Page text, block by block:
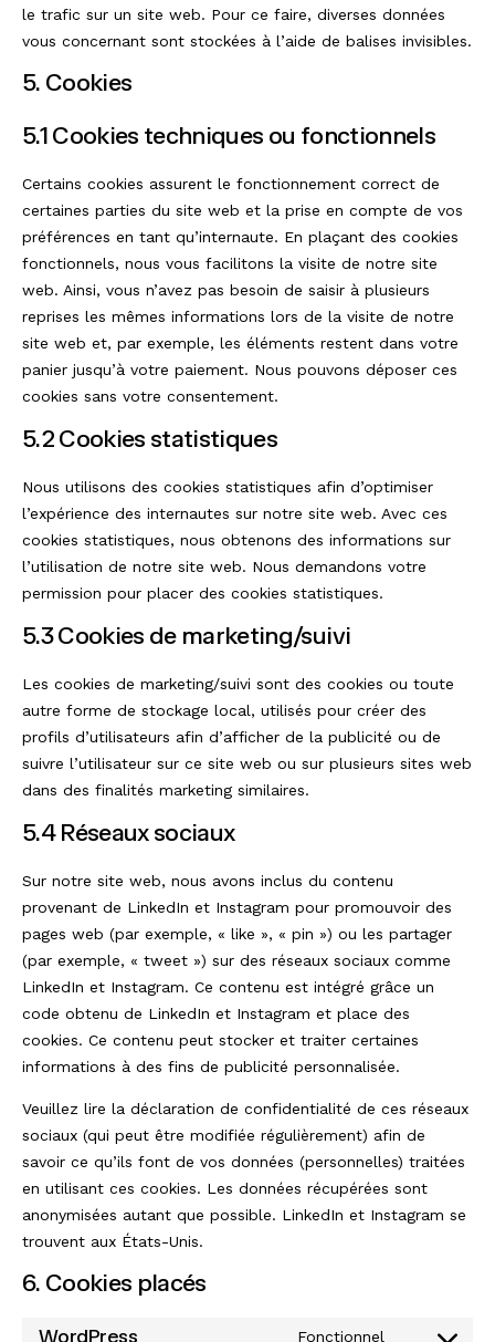
le trafic sur un site web. Pour ce faire, diverses données
vous concernant sont stockées à l’aide de balises invisibles.
5. Cookies
5.1 Cookies techniques ou fonctionnels
Certains cookies assurent le fonctionnement correct de
certaines parties du site web et la prise en compte de vos
préférences en tant qu’internaute. En plaçant des cookies
fonctionnels, nous vous facilitons la visite de notre site
web. Ainsi, vous n’avez pas besoin de saisir à plusieurs
reprises les mêmes informations lors de la visite de notre
site web et, par exemple, les éléments restent dans votre
panier jusqu’à votre paiement. Nous pouvons déposer ces
cookies sans votre consentement.
5.2 Cookies statistiques
Nous utilisons des cookies statistiques afin d’optimiser
l’expérience des internautes sur notre site web. Avec ces
cookies statistiques, nous obtenons des informations sur
l’utilisation de notre site web. Nous demandons votre
permission pour placer des cookies statistiques.
5.3 Cookies de marketing/suivi
Les cookies de marketing/suivi sont des cookies ou toute
autre forme de stockage local, utilisés pour créer des
profils d’utilisateurs afin d’afficher de la publicité ou de
suivre l’utilisateur sur ce site web ou sur plusieurs sites web
dans des finalités marketing similaires.
5.4 Réseaux sociaux
Sur notre site web, nous avons inclus du contenu
provenant de LinkedIn et Instagram pour promouvoir des
pages web (par exemple, « like », « pin ») ou les partager
(par exemple, « tweet ») sur des réseaux sociaux comme
LinkedIn et Instagram. Ce contenu est intégré grâce un
code obtenu de LinkedIn et Instagram et place des
cookies. Ce contenu peut stocker et traiter certaines
informations à des fins de publicité personnalisée.
Veuillez lire la déclaration de confidentialité de ces réseaux
sociaux (qui peut être modifiée régulièrement) afin de
savoir ce qu’ils font de vos données (personnelles) traitées
en utilisant ces cookies. Les données récupérées sont
anonymisées autant que possible. LinkedIn et Instagram se
trouvent aux États-Unis.
6. Cookies placés
WordPress Fonctionnel